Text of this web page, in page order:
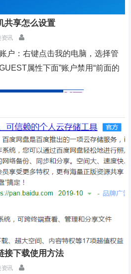
始，清除窗口中增加“忘记密码”选
。
，如果忘记密码，有两种方法可以操
版本情况：
恢复为出厂默认状态
“忘记密码” 和 “复位为出厂默认值”将 C
用情况如下表所示：
用软件清除
共享怎么设置
讯
户：右键点击我的电脑，选择管
属性下面”账户禁用“前面的
接下载使用方法
讯